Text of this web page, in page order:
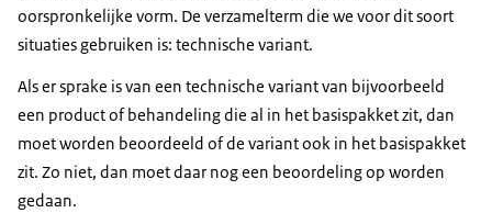
oorspronkelijke vorm. De verzamelterm die we voor dit soort
situaties gebruiken is: technische variant.
Als er sprake is van een technische variant van bijvoorbeeld
een product of behandeling die al in het basispakket zit, dan
moet worden beoordeeld of de variant ook in het basispakket
zit. Zo niet, dan moet daar nog een beoordeling op worden
gedaan.